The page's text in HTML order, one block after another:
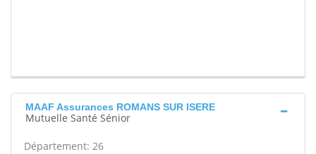
MAAF Assurances ROMANS SUR ISERE
Mutuelle Santé Sénior
Département: 26